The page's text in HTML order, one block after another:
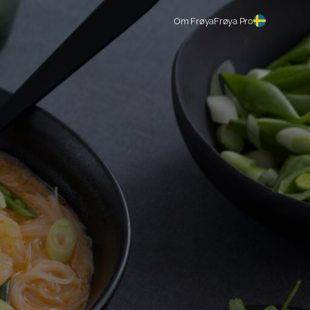
Om FrøyaFrøya Pro